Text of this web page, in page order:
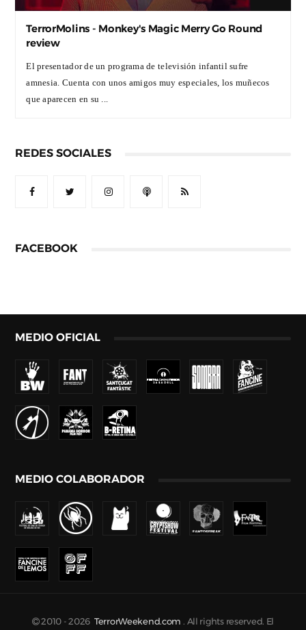
TerrorMolins - Monkey's Magic Merry Go Round
review
El presentador de un programa de televisión infantil sufre
amnesia. Cuenta con unos amigos muy especiales, los muñecos
que aparecen en su ...
REDES SOCIALES
FACEBOOK
MEDIO OFICIAL
MEDIO COLABORADOR
2010 -2026 TerrorWeekend.com . All rights reserved. El